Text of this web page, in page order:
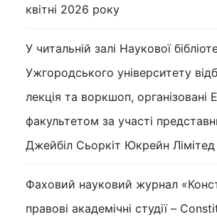
квітні 2026 року
У читальній залі Наукової
Ужгородського університету
лекція та воркшоп, організовані
факультетом за участі
Джейбіл Сьоркіт Юкрейн Лімітед
Фаховий науковий журнал
правові академічні студії –